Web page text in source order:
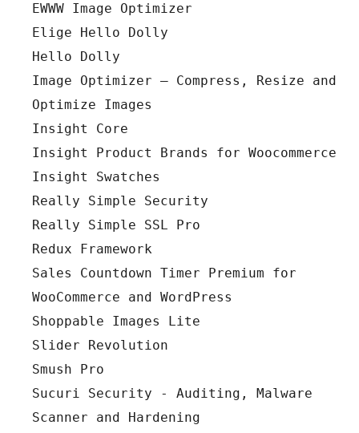
EWWW Image Optimizer
Elige Hello Dolly
Hello Dolly
Image Optimizer – Compress, Resize and
Optimize Images
Insight Core
Insight Product Brands for Woocommerce
Insight Swatches
Really Simple Security
Really Simple SSL Pro
Redux Framework
Sales Countdown Timer Premium for
WooCommerce and WordPress
Shoppable Images Lite
Slider Revolution
Smush Pro
Sucuri Security - Auditing, Malware
Scanner and Hardening